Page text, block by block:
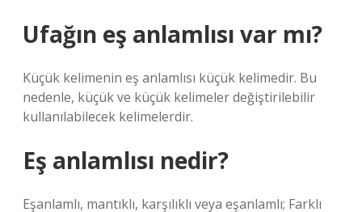
Ufağın eş anlamlısı var mı?
Küçük kelimenin eş anlamlısı küçük kelimedir. Bu
nedenle, küçük ve küçük kelimeler değiştirilebilir
kullanılabilecek kelimelerdir.
Eş anlamlısı nedir?
Eşanlamlı, mantıklı, karşılıklı veya eşanlamlı; Farklı